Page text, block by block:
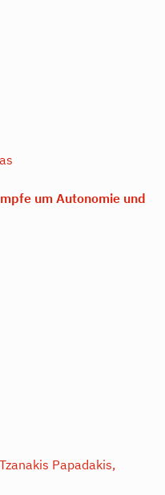
um Autonomie und
Tzanakis Papadakis,